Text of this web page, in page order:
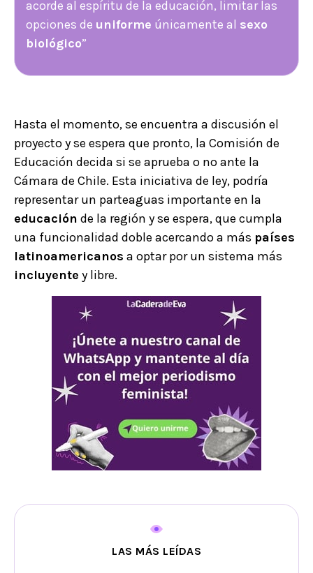
acorde al espíritu de la educación, limitar las
opciones de uniforme únicamente al sexo
biológico”
Hasta el momento, se encuentra a discusión el
proyecto y se espera que pronto, la Comisión de
Educación decida si se aprueba o no ante la
Cámara de Chile. Esta iniciativa de ley, podría
representar un parteaguas importante en la
educación de la región y se espera, que cumpla
una funcionalidad doble acercando a más países
latinoamericanos a optar por un sistema más
incluyente y libre.
LAS MÁS LEÍDAS